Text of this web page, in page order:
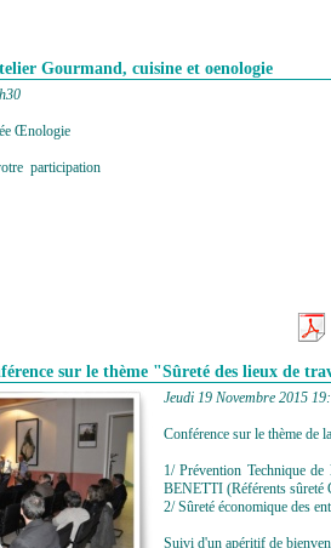
Gourmand, cuisine et oenologie
Œnologie
participation
sur le thème "Sûreté des lieux de
Jeudi 19 Novembre 2015
Conférence sur le thème de
1/ Prévention Technique
BENETTI (Référents sûreté
2/ Sûreté économique des
Suivi d'un apéritif de